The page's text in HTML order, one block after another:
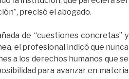
precisó el abogado.
de “cuestiones concretas” y
el profesional indicó que nunca
a los derechos humanos que se
para avanzar en materia